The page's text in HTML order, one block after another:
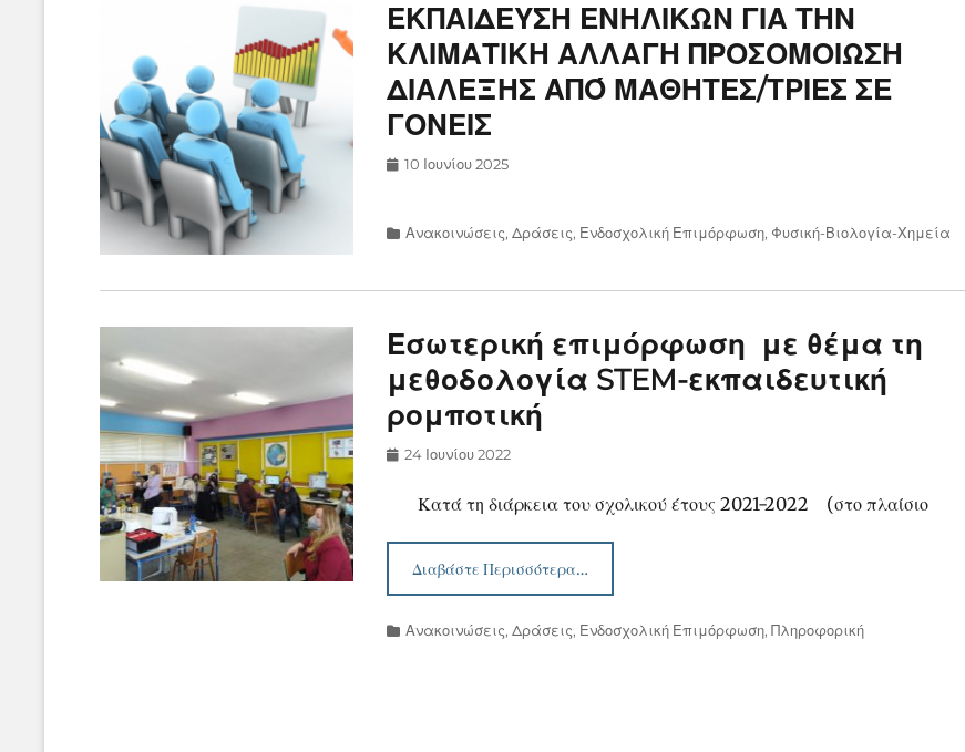
ΕΚΠΑΙΔΕΥΣΗ ΕΝΗΛΙΚΩΝ ΓΙΑ ΤΗΝ
ΚΛΙΜΑΤΙΚΗ ΑΛΛΑΓΗ ΠΡΟΣΟΜΟΙΩΣΗ
ΔΙΑΛΕΞΗΣ ΑΠΌ ΜΑΘΗΤΕΣ/ΤΡΙΕΣ ΣΕ
ΓΟΝΕΙΣ
Posted
10 Ιουνίου 2025
Categories
Ανακοινώσεις,Δράσεις, Ενδοσχολική Επιμόρφωση, Φυσική-Βιολογία-Χημεία
Εσωτερική επιμόρφωση με θέμα τη
μεθοδολογία STEM-εκπαιδευτική
ρομποτική
Posted
24 Ιουνίου 2022
Κατά τη διάρκεια του σχολικού έτους 2021-2022 (στο πλαίσιο
Διαβάστε Περισσότερα…
Categories
Ανακοινώσεις,Δράσεις, Ενδοσχολική Επιμόρφωση,Πληροφορική